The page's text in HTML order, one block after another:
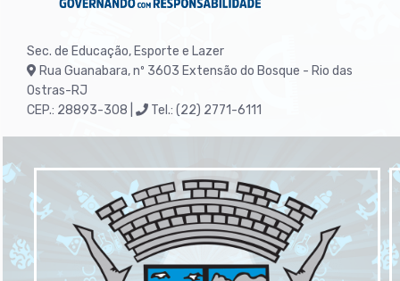
Sec. de Educação, Esporte e Lazer
Rua Guanabara, nº 3603 Extensão do Bosque - Rio das
Ostras-RJ
CEP.: 28893-308 |
Tel.: (22) 2771-6111